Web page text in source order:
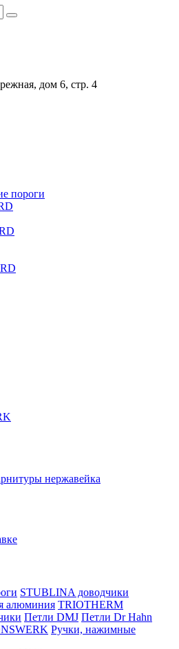
дом 6, стр. 4
пороги
нержавейка
STUBLINA доводчики
алюминия TRIOTHERM
Петли DMJ Петли Dr Hahn
Ручки, нажимные